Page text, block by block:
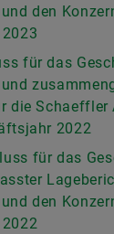
den
für das
die Schaeffler
2022
für das
den